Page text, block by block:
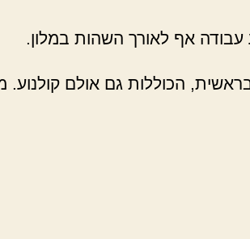
עבודה אף לאורך השהות במלון.
הכוללות גם אולם קולנוע.